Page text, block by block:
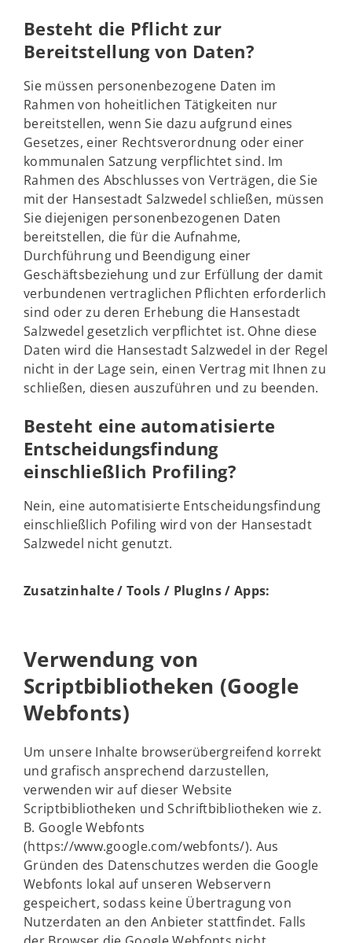
Besteht die Pflicht zur
Bereitstellung von Daten?
Sie müssen personenbezogene Daten im
Rahmen von hoheitlichen Tätigkeiten nur
bereitstellen, wenn Sie dazu aufgrund eines
Gesetzes, einer Rechtsverordnung oder einer
kommunalen Satzung verpflichtet sind. Im
Rahmen des Abschlusses von Verträgen, die Sie
mit der Hansestadt Salzwedel schließen, müssen
Sie diejenigen personenbezogenen Daten
bereitstellen, die für die Aufnahme,
Durchführung und Beendigung einer
Geschäftsbeziehung und zur Erfüllung der damit
verbundenen vertraglichen Pflichten erforderlich
sind oder zu deren Erhebung die Hansestadt
Salzwedel gesetzlich verpflichtet ist. Ohne diese
Daten wird die Hansestadt Salzwedel in der Regel
nicht in der Lage sein, einen Vertrag mit Ihnen zu
schließen, diesen auszuführen und zu beenden.
Besteht eine automatisierte
Entscheidungsfindung
einschließlich Profiling?
Nein, eine automatisierte Entscheidungsfindung
einschließlich Pofiling wird von der Hansestadt
Salzwedel nicht genutzt.
Zusatzinhalte / Tools / PlugIns / Apps:
Verwendung von
Scriptbibliotheken (Google
Webfonts)
Um unsere Inhalte browserübergreifend korrekt
und grafisch ansprechend darzustellen,
verwenden wir auf dieser Website
Scriptbibliotheken und Schriftbibliotheken wie z.
B. Google Webfonts
(https://www.google.com/webfonts/). Aus
Gründen des Datenschutzes werden die Google
Webfonts lokal auf unseren Webservern
gespeichert, sodass keine Übertragung von
Nutzerdaten an den Anbieter stattfindet. Falls